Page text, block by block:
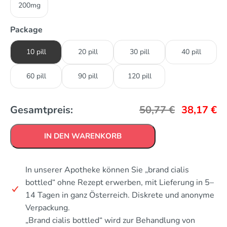
200mg
Package
10 pill 20 pill 30 pill 40 pill
60 pill 90 pill 120 pill
Gesamtpreis: 50,77€ 38,17 €
IN DEN WARENKORB
In unserer Apotheke können Sie „brand cialis
bottled“ ohne Rezept erwerben, mit Lieferung in 5–
14 Tagen in ganz Österreich. Diskrete und anonyme
Verpackung.
„Brand cialis bottled“ wird zur Behandlung von